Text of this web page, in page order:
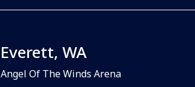
Everett, WA
Angel Of The Winds Arena